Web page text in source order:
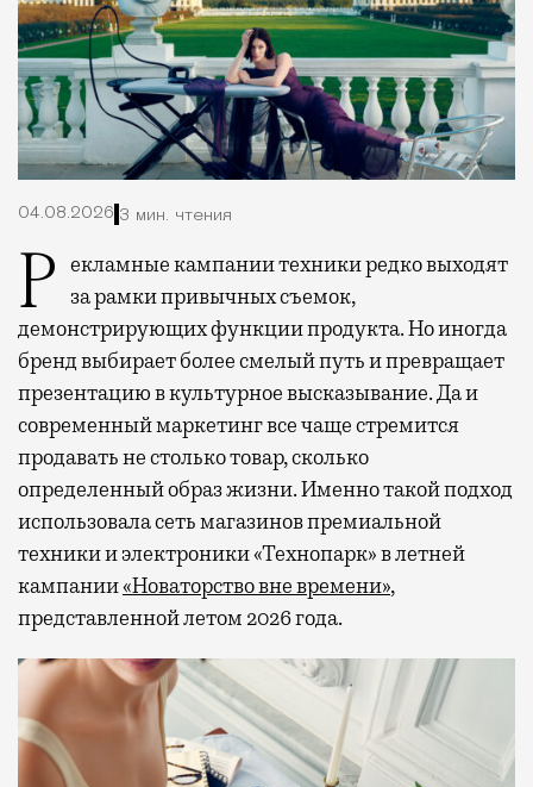
04.08.2026 3 мин. чтения
Рекламные кампании техники редко выходят
за рамки привычных съемок,
демонстрирующих функции продукта. Но иногда
бренд выбирает более смелый путь и превращает
презентацию в культурное высказывание. Да и
современный маркетинг все чаще стремится
продавать не столько товар, сколько
определенный образ жизни. Именно такой подход
использовала сеть магазинов премиальной
техники и электроники «Технопарк» в летней
кампании«Новаторство вне времени»,
представленной летом 2026 года.